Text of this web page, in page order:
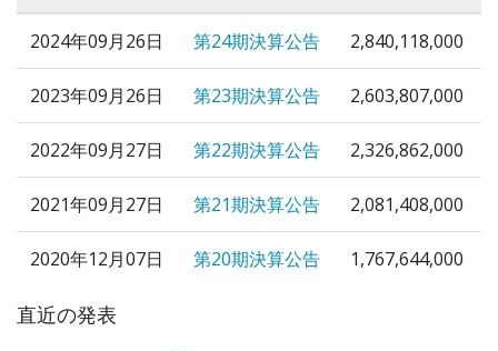
2024年09月26日 第24期決算公告 2,840,118,000
2023年09月26日 第23期決算公告 2,603,807,000
2022年09月27日 第22期決算公告 2,326,862,000
2021年09月27日 第21期決算公告 2,081,408,000
2020年12月07日 第20期決算公告 1,767,644,000
直近の発表